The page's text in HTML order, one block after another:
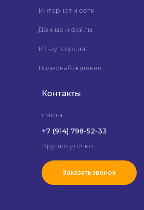
Интернет и сети
Данные и файлы
ИТ-аутсорсинг
Видеонаблюдение
Контакты
г.Чита
+7 (914) 798-52-33
Круглосуточно
Заказать звонок